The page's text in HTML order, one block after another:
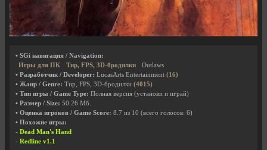
• SGi навигация / Navigation:
Игры для ПК
Тир, FPS, 3D-бродилки
Outlaws
• Разработчик / Developer: LucasArts Entertainment (16)
• Жанр / Genre: Тир, FPS, 3D-бродилки (4015)
• Тип игры / Game Type: Полная версия (установи и играй)
• Размер / Size: 50.26 Мб.
• Оценка игроков / Game Score: 8.7 из 10 (всего голосов: 6)
• Похожие игры:
- Dead Man's Hand
- Redline v1.1